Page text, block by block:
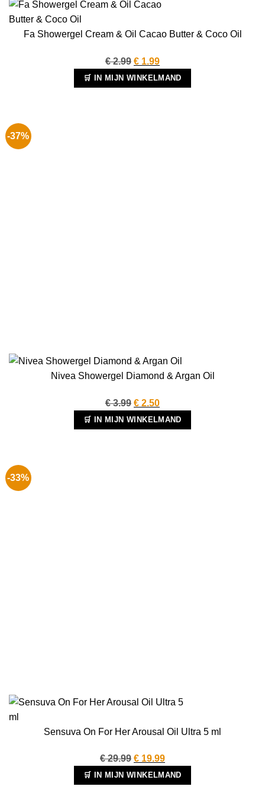
Fa Showergel Cream & Oil Cacao Butter & Coco Oil
€2.99 Oorspronkelijke
prijs
was:
€ 1.99Huidige
prijs
is:
🛒 IN MIJN WINKELMAND
-37%
Nivea Showergel Diamond & Argan Oil
€3.99 Oorspronkelijke
prijs
was:
€ 2.50Huidige
prijs
is:
🛒 IN MIJN WINKELMAND
-33%
Sensuva On For Her Arousal Oil Ultra 5 ml
€29.99 Oorspronkelijke
prijs
was:
€ 19.99Huidige
prijs
is:
🛒 IN MIJN WINKELMAND